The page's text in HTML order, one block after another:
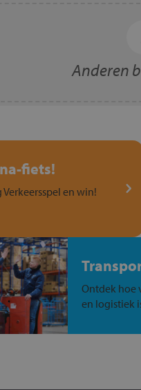
Anderen
fiets!
Verkeersspel en win!
Ontdek hoe
en logistiek